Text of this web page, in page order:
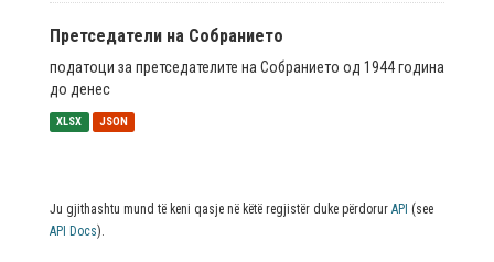
Претседатели на Собранието
податоци за претседателите на Собранието од 1944 година
до денес
XLSX JSON
Ju gjithashtu mund të keni qasje në këtë regjistër duke përdorur API (see
API Docs).